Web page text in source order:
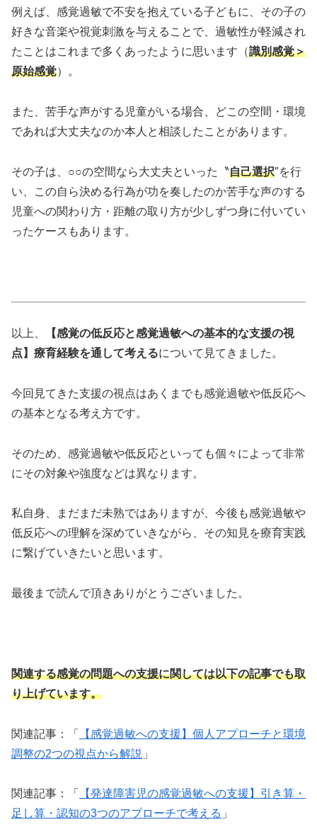
例えば、感覚過敏で不安を抱えている子どもに、その子の
好きな音楽や視覚刺激を与えることで、過敏性が軽減され
たことはこれまで多くあったように思います（識別感覚＞
原始感覚）。
また、苦手な声がする児童がいる場合、どこの空間・環境
であれば大丈夫なのか本人と相談したことがあります。
その子は、○○の空間なら大丈夫といった〝自己選択″を行
い、この自ら決める行為が功を奏したのか苦手な声のする
児童への関わり方・距離の取り方が少しずつ身に付いてい
ったケースもあります。
以上、
【感覚の低反応と感覚過敏への基本的な支援の視
点】療育経験を通して考えるについて見てきました。
今回見てきた支援の視点はあくまでも感覚過敏や低反応へ
の基本となる考え方です。
そのため、感覚過敏や低反応といっても個々によって非常
にその対象や強度などは異なります。
私自身、まだまだ未熟ではありますが、今後も感覚過敏や
低反応への理解を深めていきながら、その知見を療育実践
に繋げていきたいと思います。
最後まで読んで頂きありがとうございました。
関連する感覚の問題への支援に関しては以下の記事でも取
り上げています。
関連記事：「
【感覚過敏への支援】個人アプローチと環境
調整の2つの視点から解説 」
関連記事：「
【発達障害児の感覚過敏への支援】引き算・
足し算・認知の3つのアプローチで考える 」